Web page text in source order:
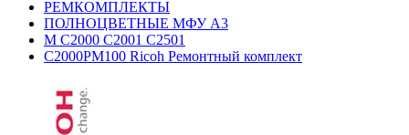
РЕМКОМПЛЕКТЫ
ПОЛНОЦВЕТНЫЕ МФУ А3
M C2000 C2001 C2501
C2000PM100 Ricoh Ремонтный комплект